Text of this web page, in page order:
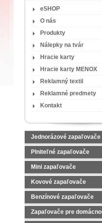
eSHOP
O nás
Produkty
Nálepky na tvár
Hracie karty
Hracie karty MENOX
Reklamný textil
Reklamné predmety
Kontakt
Jednorázové zapaľovače
Plniteľné zapaľovače
Mini zapaľovače
Kovové zapaľovače
Benzínové zapaľovače
Zapaľovače pre